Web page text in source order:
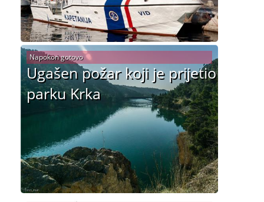
Ugašen požar koji je prijetio
parku Krka
Napokon gotovo